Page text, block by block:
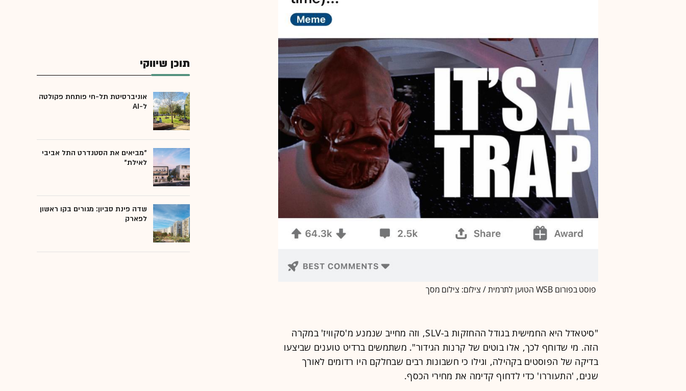
פוסט בפורום WSB הטוען לתרמית / צילום: צילום מסך
"סיטאדל היא החמישית בגודל ההחזקות ב-SLV, וזה מחייב שנמנע מ'סקוויז' במקרה
הזה. מי שדוחף לכך, אלו בוטים של קרנות הגידור". משתמשים ברדיט טוענים שביצעו
בדיקה של הפוסטים בקהילה, וגילו כי חשבונות רבים שבחלקם היו רדומים לאורך
שנים, 'התעוררו' כדי לדחוף קדימה את מחירי הכסף.
תוכן שיווקי
אוניברסיטת תל-חי פותחת פקולטה
ל-AI
"מביאים את הסטנדרט התל אביבי
לאילת"
שדה פינת סביון: מגורים בקו ראשון
לפארק